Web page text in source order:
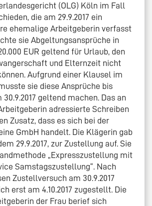
(OLG) Köln im Fall
die am 29.9.2017 ein
ehemalige Arbeitgeberin verfasst
sie Abgeltungsansprüche in
EUR geltend für Urlaub, den
und Elternzeit nicht
Aufgrund einer Klausel im
sie diese Ansprüche bis
geltend machen. Das an
adressierte Schreiben
Zusatz, dass es sich bei der
GmbH handelt. Die Klägerin gab
29.9.2017, zur Zustellung auf. Sie
„Expresszustellung mit
Samstagszustellung“. Nach
Zustellversuch am 30.9.2017
erst am 4.10.2017 zugestellt. Die
der Frau berief sich